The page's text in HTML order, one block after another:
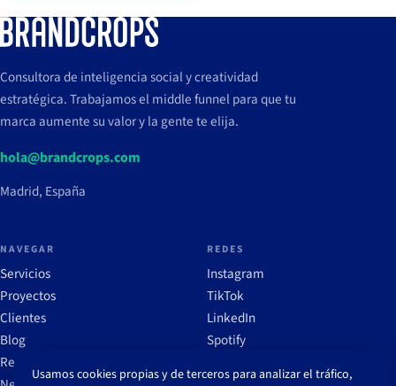
Consultora de inteligencia social y creatividad
estratégica. Trabajamos el middle funnel para que tu
marca aumente su valor y la gente te elija.
hola@brandcrops.com
Madrid, España
NAVEGAR
Servicios
Proyectos
Clientes
Blog
Recursos
REDES
Instagram
TikTok
LinkedIn
Spotify
Usamos cookies propias y de terceros para analizar el tráfico,